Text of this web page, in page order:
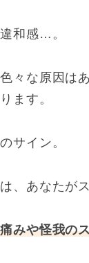
和感…。
々な原因は
ます。
サイン。
、あなたが
みや怪我の